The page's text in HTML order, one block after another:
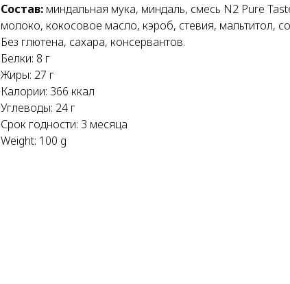
Состав: миндальная мука, миндаль, смесь N2 Pure
молоко, кокосовое масло, кэроб, cтевия, мальтитол,
Без глютена, сахара, консервантов.
Белки: 8 г
Жиры: 27 г
Калории: 366 ккал
Углеводы: 24 г
Срок годности: 3 месяца
Weight: 100 g